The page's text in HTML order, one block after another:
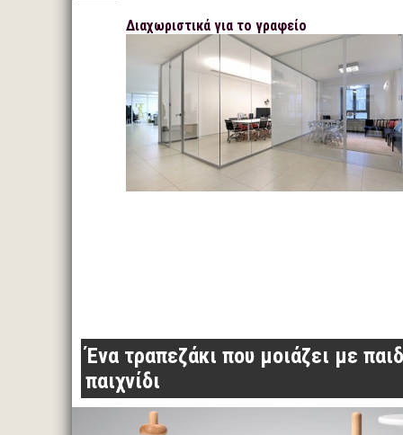
Διαχωριστικά για το γραφείο
Ένα τραπεζάκι που μοιάζει με
παιχνίδι